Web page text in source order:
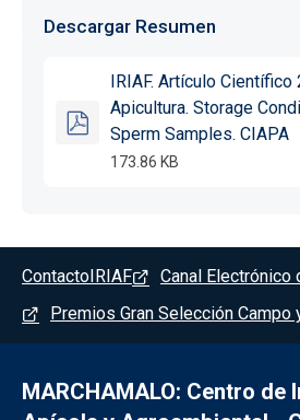
Descargar Resumen
IRIAF. Artículo Científico
Apicultura. Storage
Sperm Samples. CIAPA
173.86 KB
Pie de página -
Contacto IRIAF
Canal Electrónico
Premios Gran Selección Campo
MARCHAMALO: Centro de